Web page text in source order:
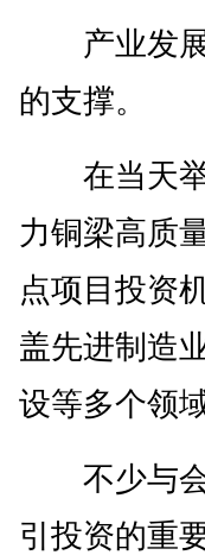
产业发展
的支撑。
在当天举
力铜梁高质
点项目投资
盖先进制造
设等多个领域
不少与会
引投资的重